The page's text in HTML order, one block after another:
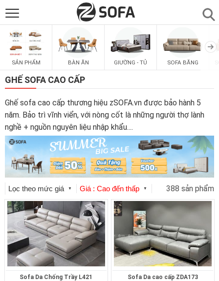
SẢN PHẨM
SOFAS
PHÒNG ĂN
PHÒNG NGỦ
PHÒNG KHÁCH ▼
LIÊN HỆ
SẢN PHẨM BÀN ĂN GIƯỜNG - TỦ SOFA BĂNG
GHẾ SOFA CAO CẤP
Ghế sofa cao cấp thương hiệu zSOFA.vn được bảo hành 5
năm. Bảo trì vĩnh viển, với nòng cốt là những người thợ lành
nghề + nguồn nguyên liệu nhập khẩu....
Lọc theo mức giá ▼ Giá : Cao đến thấp ▼ 388 sản phẩm
Sofa Da Chống Trầy L421 Sofa Da cao cấp ZDA173